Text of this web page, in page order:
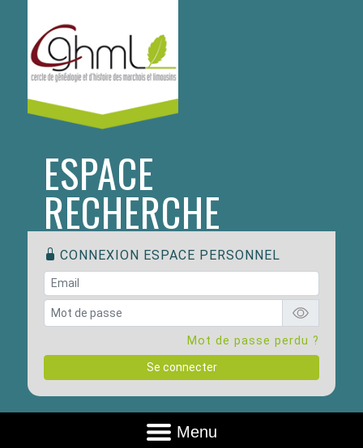
ESPACE
RECHERCHE
CONNEXION ESPACE PERSONNEL
Mot de passe perdu ?
Se connecter
Menu